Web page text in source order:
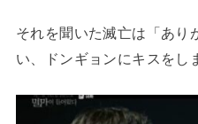
それを聞いた滅亡は「あり
い、ドンギョンにキスをし